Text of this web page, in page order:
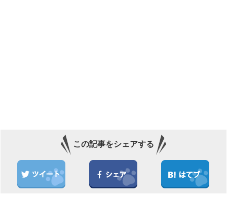
この記事をシェアする